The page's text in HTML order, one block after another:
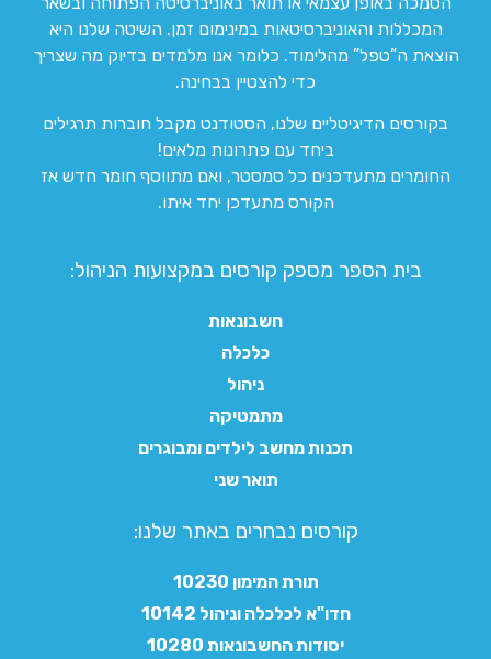
המכללות והאוניברסיטאות במינימום זמן. השיטה שלנו היא
הוצאת ה”טפל” מהלימוד. כלומר אנו מלמדים בדיוק מה שצריך
כדי להצטיין בבחינה.
בקורסים הדיגיטליים שלנו, הסטודנט מקבל חוברות תרגילים
ביחד עם פתרונות מלאים!
החומרים מתעדכנים כל סמסטר, ואם מתווסף חומר חדש אז
הקורס מתעדכן יחד איתו.
בית הספר מספק קורסים במקצועות הניהול:
חשבונאות
כלכלה
ניהול
מתמטיקה
תכנות מחשב לילדים ומבוגרים
תואר שני
קורסים נבחרים באתר שלנו:​
תורת המימון 10230
חדו"א לכלכלה וניהול 10142
יסודות החשבונאות 10280